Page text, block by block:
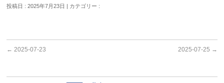
投稿日 : 2025年7月23日 | カテゴリー :
← 2025-07-23 2025-07-25 →